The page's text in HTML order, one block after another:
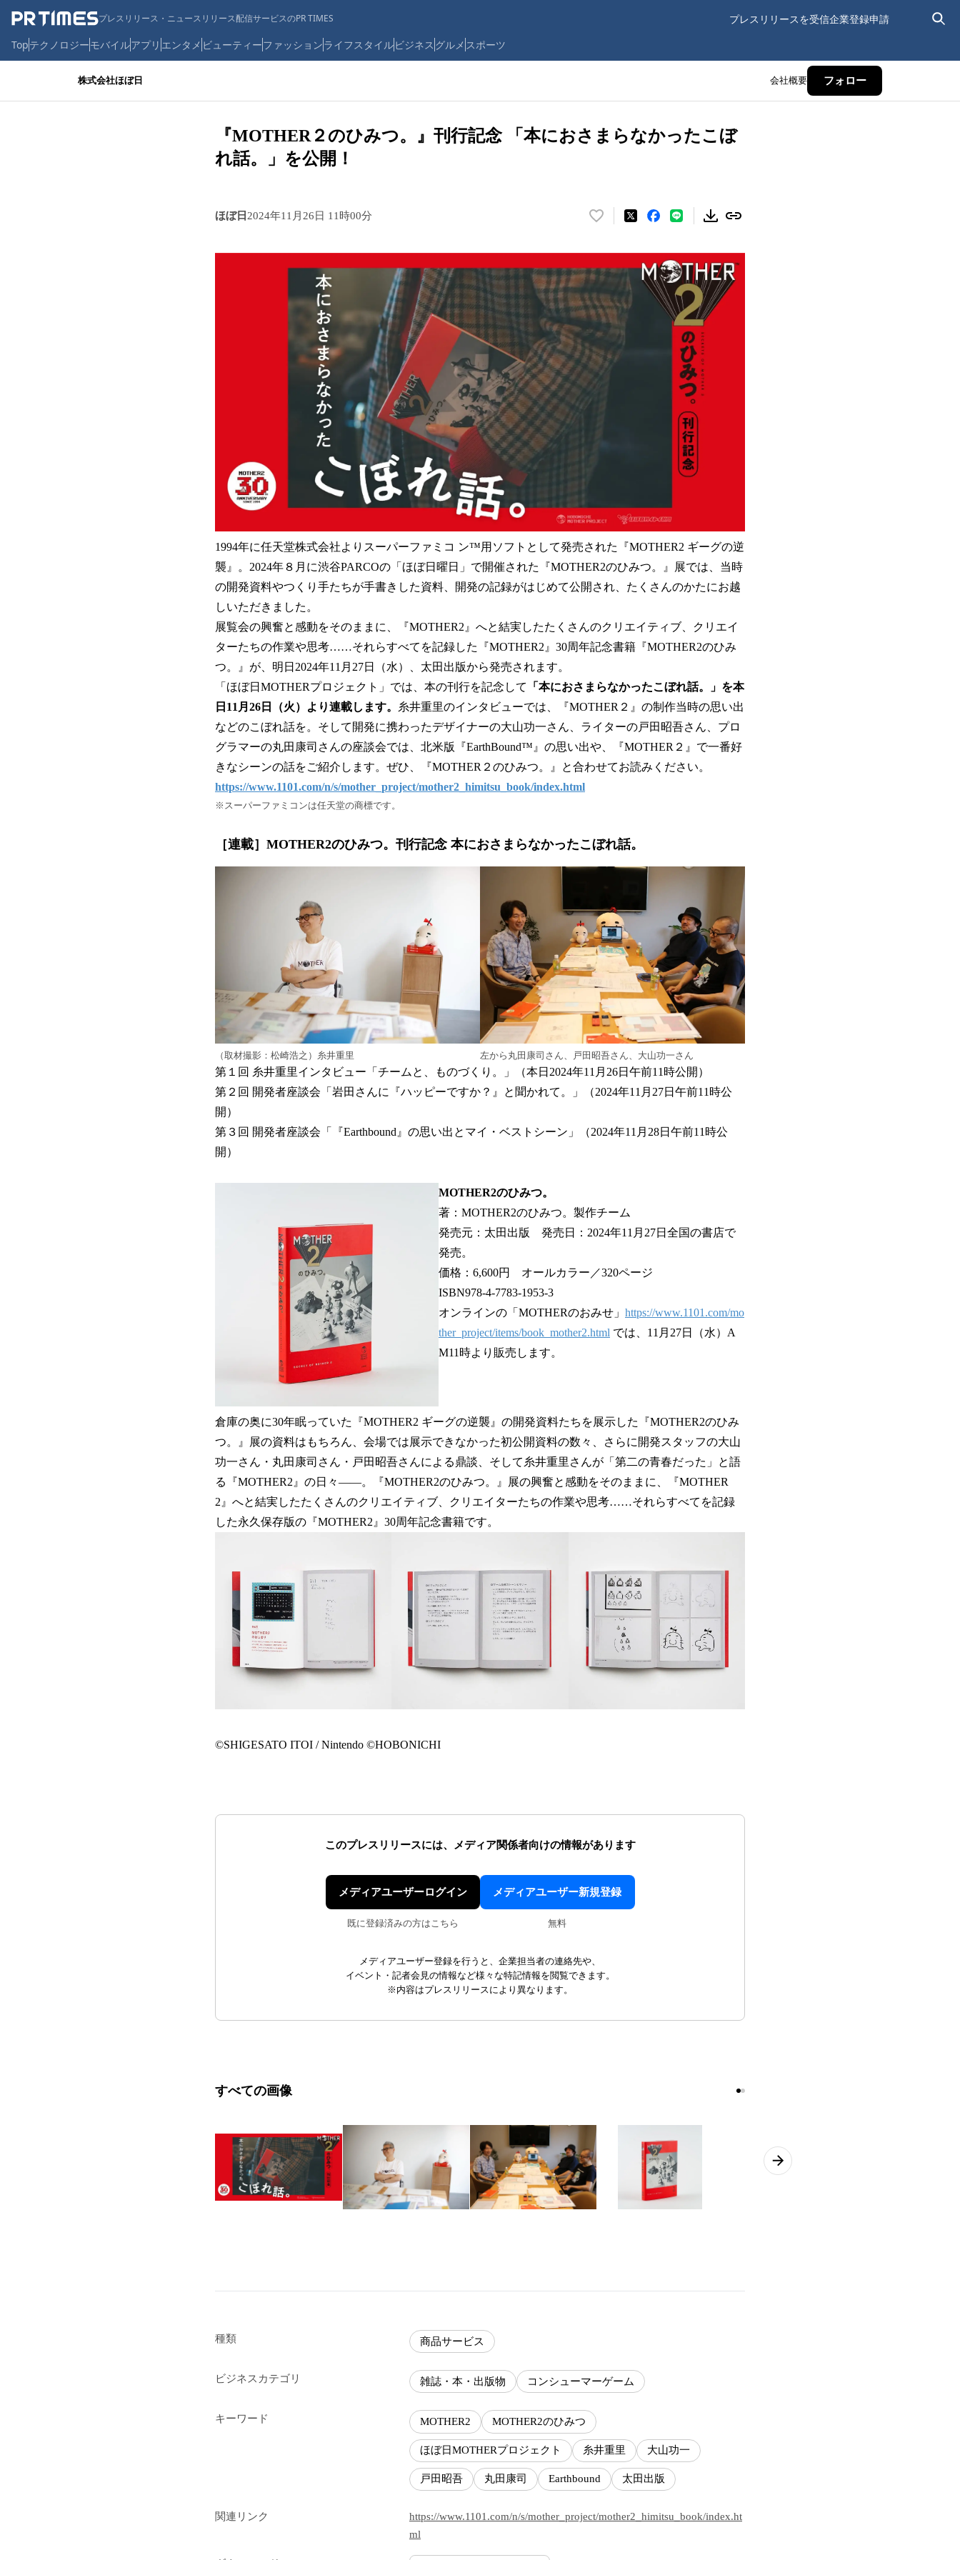
プレスリリース・ニュースリリース配信サービスのPR TIMES プレスリリースを受信企業登録申請
Topテクノロジーモバイルアプリ エンタメ ビューティーファッションライフスタイルビジネス グルメ スポーツ
株式会社ほぼ日 会社概要 フォロー
『MOTHER２のひみつ。』刊行記念 「本におさまらなかったこぼ
れ話。」を公開！
ほぼ日 2024年11月26日 11時00分
い
ね
！
数
を
読
み
中
1994年に任天堂株式会社よりスーパーファミコ ン™用ソフトとして発売された『MOTHER2 ギーグの逆
襲』。2024年８月に渋谷PARCOの「ほぼ日曜日」で開催された『MOTHER2のひみつ。』展では、当時
の開発資料やつくり手たちが手書きした資料、開発の記録がはじめて公開され、たくさんのかたにお越
しいただきました。
展覧会の興奮と感動をそのままに、『MOTHER2』へと結実したたくさんのクリエイティブ、クリエイ
ターたちの作業や思考……それらすべてを記録した『MOTHER2』30周年記念書籍『MOTHER2のひみ
つ。』が、明日2024年11月27日（水）、太田出版から発売されます。
「ほぼ日MOTHERプロジェクト」では、本の刊行を記念して
「本におさまらなかったこぼれ話。」を本
日11月26日（火）より連載します。
糸井重里のインタビューでは、『MOTHER２』の制作当時の思い出
などのこぼれ話を。そして開発に携わったデザイナーの大山功一さん、ライターの戸田昭吾さん、プロ
グラマーの丸田康司さんの座談会では、北米版『EarthBound™』の思い出や、『MOTHER２』で一番好
きなシーンの話をご紹介します。ぜひ、『MOTHER２のひみつ。』と合わせてお読みください。
https://www.1101.com/n/s/mother_project/mother2_himitsu_book/index.html
※スーパーファミコンは任天堂の商標です。
［連載］MOTHER2のひみつ。刊行記念 本におさまらなかったこぼれ話。
（取材撮影：松崎浩之）糸井重里 左から丸田康司さん、戸田昭吾さん、大山功一さん
第１回 糸井重里インタビュー「チームと、ものづくり。」（本日2024年11月26日午前11時公開）
第２回 開発者座談会「岩田さんに『ハッピーですか？』と聞かれて。」（2024年11月27日午前11時公
開）
第３回 開発者座談会「『Earthbound』の思い出とマイ・ベストシーン」（2024年11月28日午前11時公
開）
MOTHER2のひみつ。
著：MOTHER2のひみつ。製作チーム
発売元：太田出版 発売日：2024年11月27日全国の書店で
発売。
価格：6,600円 オールカラー／320ページ
ISBN978-4-7783-1953-3
オンラインの「MOTHERのおみせ」 https://www.1101.com/mo
ther_project/items/book_mother2.html では、11月27日（水）A
M11時より販売します。
倉庫の奥に30年眠っていた『MOTHER2 ギーグの逆襲』の開発資料たちを展示した『MOTHER2のひみ
つ。』展の資料はもちろん、会場では展示できなかった初公開資料の数々、さらに開発スタッフの大山
功一さん・丸田康司さん・戸田昭吾さんによる鼎談、そして糸井重里さんが「第二の青春だった」と語
る『MOTHER2』の日々――。『MOTHER2のひみつ。』展の興奮と感動をそのままに、『MOTHER
2』へと結実したたくさんのクリエイティブ、クリエイターたちの作業や思考……それらすべてを記録
した永久保存版の『MOTHER2』30周年記念書籍です。
©SHIGESATO ITOI / Nintendo ©HOBONICHI
このプレスリリースには、 メディア関係者向けの情報があります
メディアユーザーログイン
既に登録済みの方はこちら
メディアユーザー新規登録
無料
メディアユーザー登録を行うと、企業担当者の連絡先や、
イベント・記者会見の情報など様々な特記情報を閲覧できます。
※内容はプレスリリースにより異なります。
すべての画像
種類 商品サービス
ビジネスカテゴリ 雑誌・本・出版物 コンシューマーゲーム
キーワード MOTHER2 MOTHER2のひみつ
ほぼ日MOTHERプロジェクト 糸井重里 大山功一
戸田昭吾 丸田康司 Earthbound 太田出版
関連リンク
https://www.1101.com/n/s/mother_project/mother2_himitsu_book/index.ht
ml